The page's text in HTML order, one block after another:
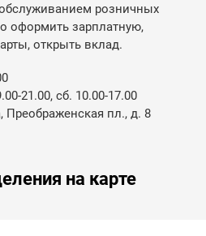
розничных
оформить зарплатную,
открыть вклад.
21.00, сб. 10.00-17.00
Преображенская пл., д. 8
на карте